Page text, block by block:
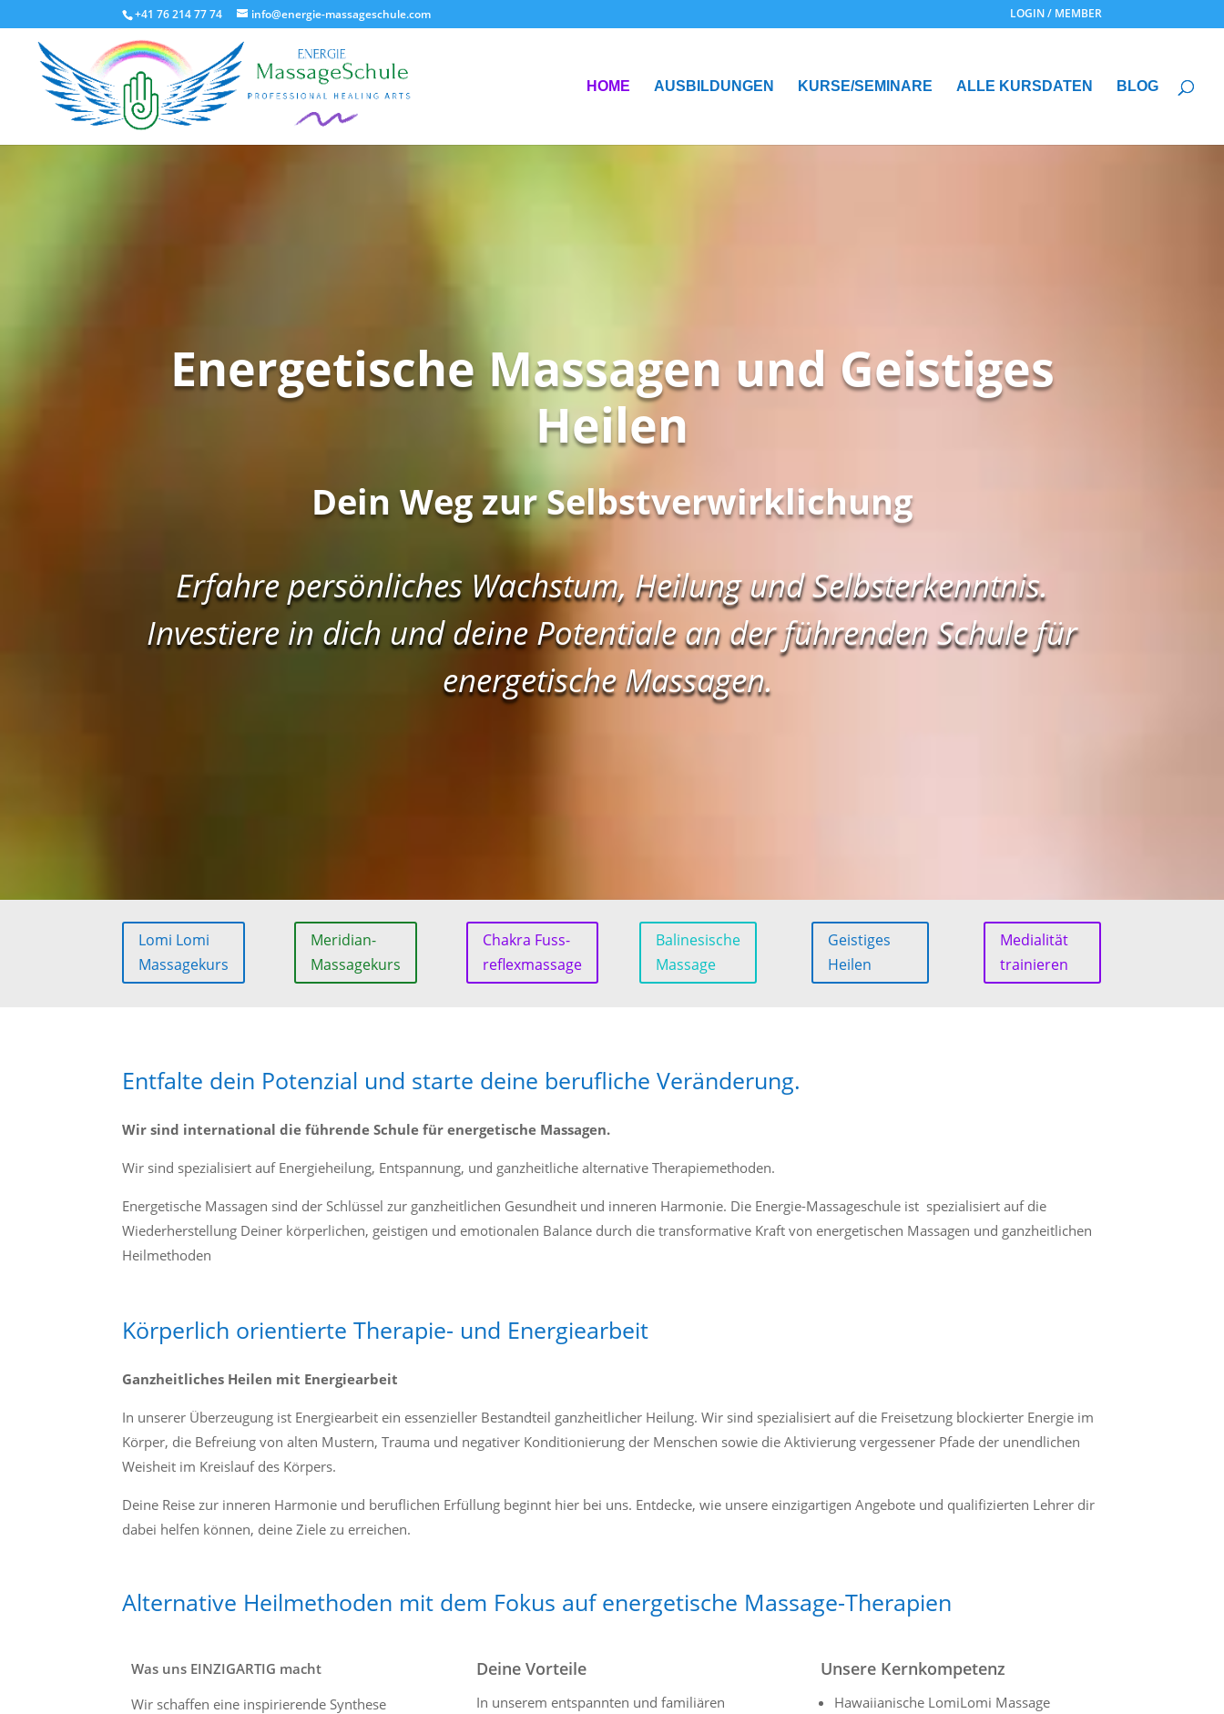
+41 76 214 77 74 info@energie-massageschule.com LOGIN / MEMBER
HOME AUSBILDUNGEN KURSE/SEMINARE ALLE KURSDATEN BLOG
Energetische Massagen und Geistiges
Heilen
Dein Weg zur Selbstverwirklichung
Erfahre persönliches Wachstum, Heilung und Selbsterkenntnis.
Investiere in dich und deine Potentiale an der führenden Schule für
energetische Massagen.
Lomi Lomi
Massagekurs
Meridian-
Massagekurs
Chakra Fuss-
reflexmassage
Balinesische
Massage
Geistiges
Heilen
Medialität
trainieren
Entfalte dein Potenzial und starte deine berufliche Veränderung.
Wir sind international die führende Schule für energetische Massagen.
Wir sind spezialisiert auf Energieheilung, Entspannung, und ganzheitliche alternative Therapiemethoden.
Energetische Massagen sind der Schlüssel zur ganzheitlichen Gesundheit und inneren Harmonie. Die Energie-Massageschule ist spezialisiert auf die
Wiederherstellung Deiner körperlichen, geistigen und emotionalen Balance durch die transformative Kraft von energetischen Massagen und ganzheitlichen
Heilmethoden
Körperlich orientierte Therapie- und Energiearbeit
Ganzheitliches Heilen mit Energiearbeit
In unserer Überzeugung ist Energiearbeit ein essenzieller Bestandteil ganzheitlicher Heilung. Wir sind spezialisiert auf die Freisetzung blockierter Energie im
Körper, die Befreiung von alten Mustern, Trauma und negativer Konditionierung der Menschen sowie die Aktivierung vergessener Pfade der unendlichen
Weisheit im Kreislauf des Körpers.
Deine Reise zur inneren Harmonie und beruflichen Erfüllung beginnt hier bei uns. Entdecke, wie unsere einzigartigen Angebote und qualifizierten Lehrer dir
dabei helfen können, deine Ziele zu erreichen.
Alternative Heilmethoden mit dem Fokus auf energetische Massage-Therapien
Was uns EINZIGARTIG macht
Wir schaffen eine inspirierende Synthese
Deine Vorteile
In unserem entspannten und familiären
Unsere Kernkompetenz
Hawaiianische LomiLomi Massage